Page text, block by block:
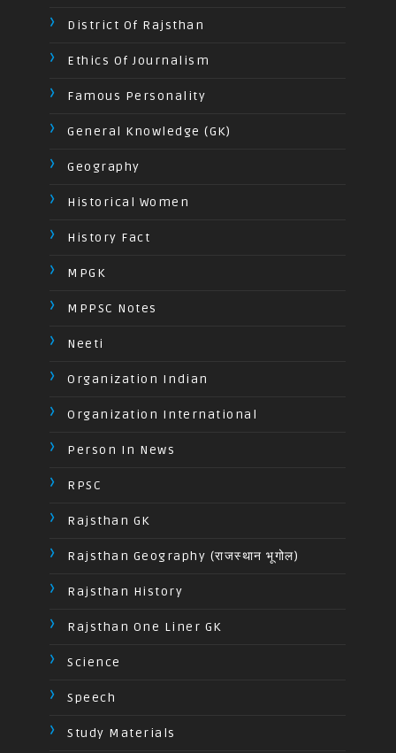
District Of Rajsthan
Ethics Of Journalism
Famous Personality
General Knowledge (GK)
Geography
Historical Women
History Fact
MPGK
MPPSC Notes
Neeti
Organization Indian
Organization International
Person In News
RPSC
Rajsthan GK
Rajsthan Geography (राजस्थान भूगोल)
Rajsthan History
Rajsthan One Liner GK
Science
Speech
Study Materials